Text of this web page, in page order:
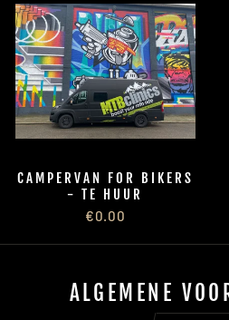
CAMPERVAN FOR BIKERS
- TE HUUR
€0.00
ALGEMENE